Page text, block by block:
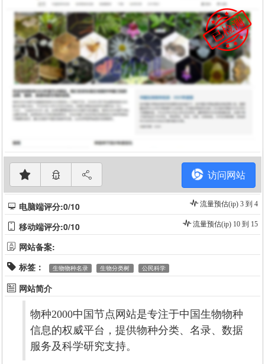
访问网站
电脑端评分:0/10 流量预估(ip) 3 到 4
移动端评分:0/10 流量预估(ip) 10 到 15
网站备案:
标签：
生物物种名录 生物分类树 公民科学
网站简介
物种2000中国节点网站是专注于中国生物物种
信息的权威平台，提供物种分类、名录、数据
服务及科学研究支持。